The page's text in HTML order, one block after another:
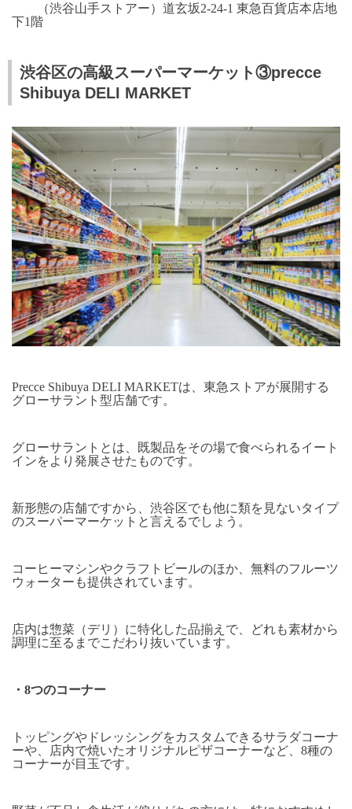
（渋谷山手ストアー）道玄坂2-24-1 東急百貨店本店地
下1階
渋谷区の高級スーパーマーケット③precce
Shibuya DELI MARKET
Precce Shibuya DELI MARKETは、東急ストアが展開する
グローサラント型店舗です。
グローサラントとは、既製品をその場で食べられるイート
インをより発展させたものです。
新形態の店舗ですから、渋谷区でも他に類を見ないタイプ
のスーパーマーケットと言えるでしょう。
コーヒーマシンやクラフトビールのほか、無料のフルーツ
ウォーターも提供されています。
店内は惣菜（デリ）に特化した品揃えで、どれも素材から
調理に至るまでこだわり抜いています。
・ 8つのコーナー
トッピングやドレッシングをカスタムできるサラダコーナ
ーや、店内で焼いたオリジナルピザコーナーなど、 8種の
コーナーが目玉です。